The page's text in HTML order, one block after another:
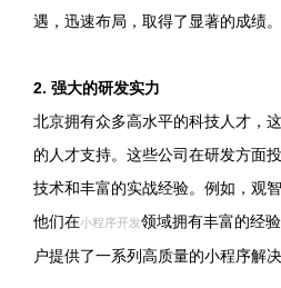
遇，迅速布局，取得了显著的成绩。
2. 强大的研发实力
北京拥有众多高水平的科技人才，
的人才支持。这些公司在研发方面
技术和丰富的实战经验。例如，观
他们在小程序开发领域拥有丰富的经
户提供了一系列高质量的小程序解决